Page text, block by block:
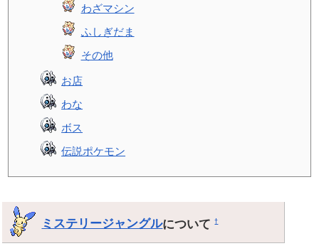
わざマシン
ふしぎだま
その他
お店
わな
ボス
伝説ポケモン
ミステリージャングルについて†